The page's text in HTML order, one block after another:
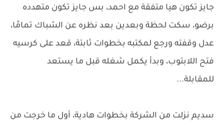
جايز تكون هيا متفقة مع احمد، بس جايز تكون متهدده
برضو، سكت لحظة وبعدين بعد نظره عن الشباك تمامًا،
عدل وقفته ورجع لمكتبه بخطوات ثابتة، قعد على كرسيه
فتح اللابتوب، وبدأ يكمل شغله قبل ما يستعد
للمقابلة...
سديم نزلت من الشركة بخطوات هادية، أول ما خرجت من